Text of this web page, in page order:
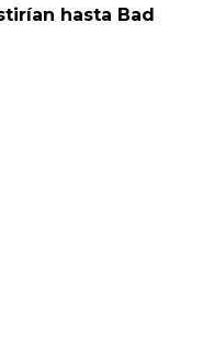
hasta Bad